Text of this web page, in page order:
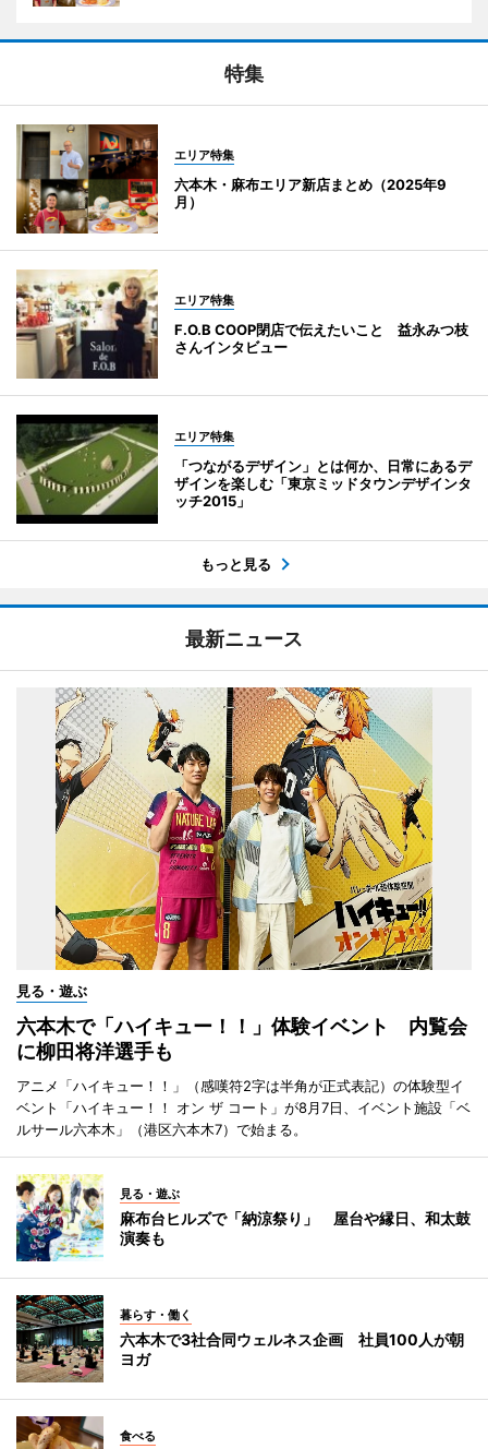
特集
エリア特集
六本木・麻布エリア新店まとめ（2025年9
月）
エリア特集
F.O.B COOP閉店で伝えたいこと 益永みつ枝
さんインタビュー
エリア特集
「つながるデザイン」とは何か、日常にあるデ
ザインを楽しむ「東京ミッドタウンデザインタ
ッチ2015」
もっと見る
最新ニュース
見る・遊ぶ
六本木で「ハイキュー！！」体験イベント 内覧会
に柳田将洋選手も
アニメ「ハイキュー！！」（感嘆符2字は半角が正式表記）の体験型イ
ベント「ハイキュー！！ オン ザ コート」が8月7日、イベント施設「ベ
ルサール六本木」（港区六本木7）で始まる。
見る・遊ぶ
麻布台ヒルズで「納涼祭り」 屋台や縁日、和太鼓
演奏も
暮らす・働く
六本木で3社合同ウェルネス企画 社員100人が朝
ヨガ
食べる